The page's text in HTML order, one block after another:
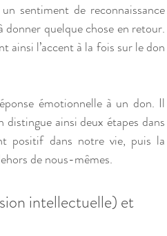
sentiment de reconnaissance
quelque chose en retour.
ainsi l’accent à la fois sur le don
émotionnelle à un don. Il
distingue ainsi deux étapes dans
positif dans notre vie, puis la
de nous-mêmes.
intellectuelle) et